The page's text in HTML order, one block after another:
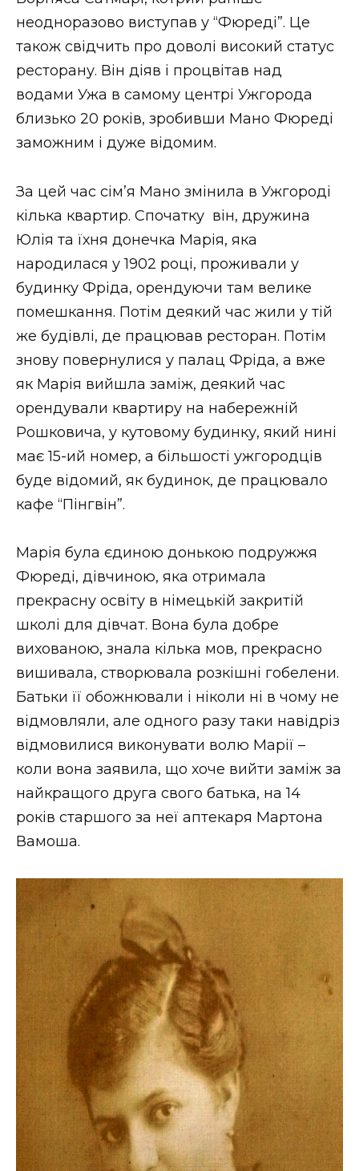
неодноразово виступав у “Фюреді”. Це
також свідчить про доволі високий статус
ресторану. Він діяв і процвітав над
водами Ужа в самому центрі Ужгорода
близько 20 років, зробивши Мано Фюреді
заможним і дуже відомим.
За цей час сім’я Мано змінила в Ужгороді
кілька квартир. Спочатку він, дружина
Юлія та їхня донечка Марія, яка
народилася у 1902 році, проживали у
будинку Фріда, орендуючи там велике
помешкання. Потім деякий час жили у тій
же будівлі, де працював ресторан. Потім
знову повернулися у палац Фріда, а вже
як Марія вийшла заміж, деякий час
орендували квартиру на набережній
Рошковича, у кутовому будинку, який нині
має 15-ий номер, а більшості ужгородців
буде відомий, як будинок, де працювало
кафе “Пінгвін”.
Марія була єдиною донькою подружжя
Фюреді, дівчиною, яка отримала
прекрасну освіту в німецькій закритій
школі для дівчат. Вона була добре
вихованою, знала кілька мов, прекрасно
вишивала, створювала розкішні гобелени.
Батьки її обожнювали і ніколи ні в чому не
відмовляли, але одного разу таки навідріз
відмовилися виконувати волю Марії –
коли вона заявила, що хоче вийти заміж за
найкращого друга свого батька, на 14
років старшого за неї аптекаря Мартона
Вамоша.